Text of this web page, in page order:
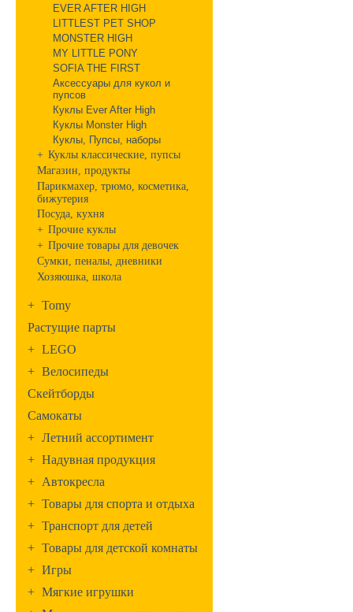
EVER AFTER HIGH
LITTLEST PET SHOP
MONSTER HIGH
MY LITTLE PONY
SOFIA THE FIRST
Аксессуары для кукол и
пупсов
Куклы Ever After High
Куклы Monster High
Куклы, Пупсы, наборы
+ Куклы классические, пупсы
Магазин, продукты
Парикмахер, трюмо, косметика,
бижутерия
Посуда, кухня
+ Прочие куклы
+ Прочие товары для девочек
Сумки, пеналы, дневники
Хозяюшка, школа
+ Tomy
Растущие парты
+ LEGO
+ Велосипеды
Скейтборды
Самокаты
+ Летний ассортимент
+ Надувная продукция
+ Автокресла
+ Товары для спорта и отдыха
+ Транспорт для детей
+ Товары для детской комнаты
+ Игры
+ Мягкие игрушки